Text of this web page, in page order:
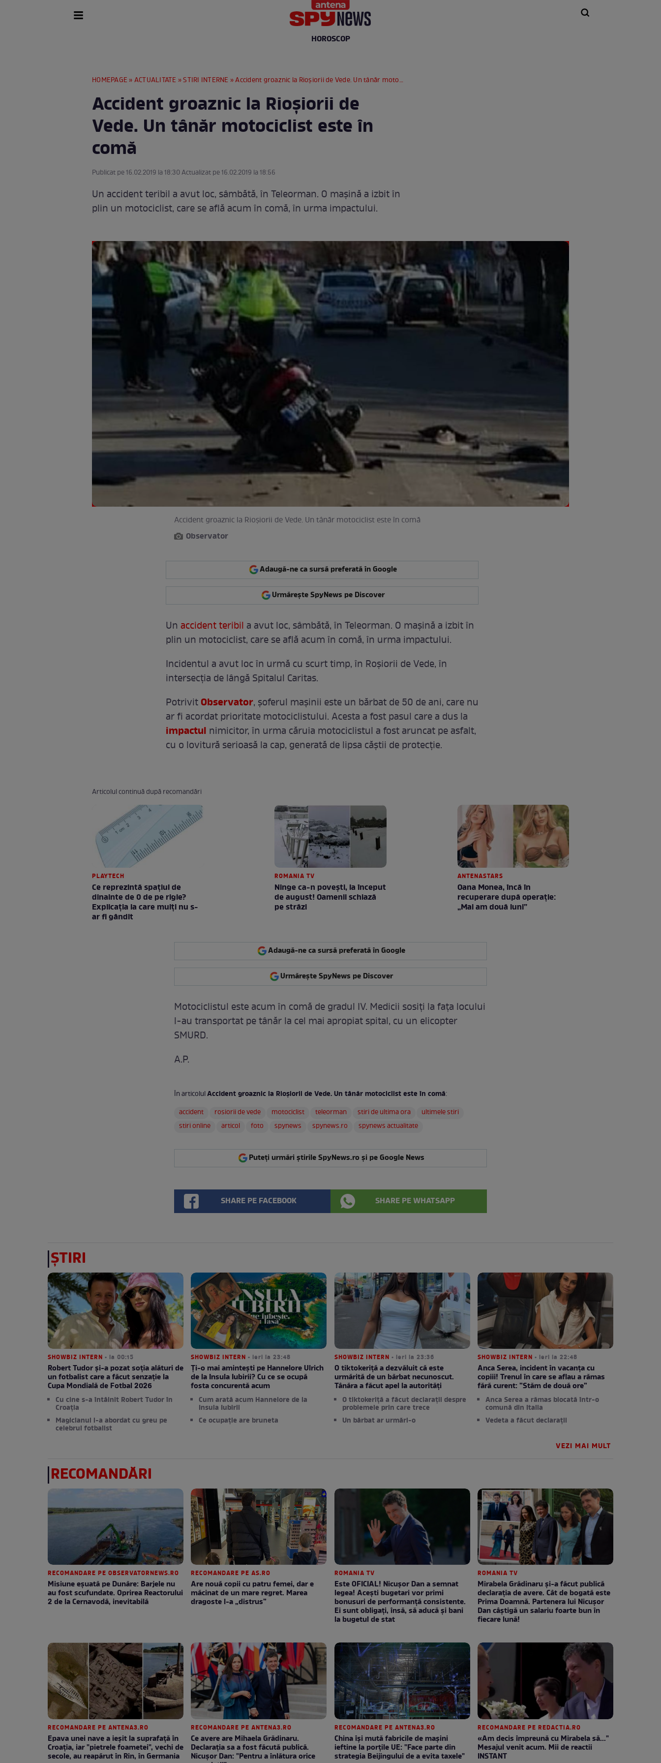
HOROSCOP
HOMEPAGE »ACTUALITATE »STIRI INTERNE » Accident groaznic la Rioșiorii de Vede. Un tânăr motociclist este în comă
Accident groaznic la Rioșiorii de
Vede. Un tânăr motociclist este în
comă
Publicat pe 16.02.2019 la 18:30 Actualizat pe 16.02.2019 la 18:56
Un accident teribil a avut loc, sâmbătă, în Teleorman. O mașină a izbit în
plin un motociclist, care se află acum în comă, în urma impactului.
Accident groaznic la Rioșiorii de Vede. Un tânăr motociclist este în comă
Observator
Adaugă-ne ca sursă preferată în Google
Urmărește SpyNews pe Discover
Un accident teribil a avut loc, sâmbătă, în Teleorman. O mașină a izbit în
plin un motociclist, care se află acum în comă, în urma impactului.
Incidentul a avut loc în urmă cu scurt timp, în Roșiorii de Vede, în
intersecția de lângă Spitalul Caritas.
PotrivitObservator, șoferul mașinii este un bărbat de 50 de ani, care nu
ar fi acordat prioritate motociclistului. Acesta a fost pasul care a dus la
impactul nimicitor, în urma căruia motociclistul a fost aruncat pe asfalt,
cu o lovitură serioasă la cap, generată de lipsa căștii de protecție.
Articolul continuă după recomandări
PLAYTECH
Ce reprezintă spaţiul de
dinainte de 0 de pe rigle?
Explicaţia la care mulţi nu s-
ar fi gândit
ROMANIA TV
Ninge ca-n povești, la început
de august! Oamenii schiază
pe străzi
ANTENASTARS
Oana Monea, încă în
recuperare după operație:
„Mai am două luni”
Adaugă-ne ca sursă preferată în Google
Urmărește SpyNews pe Discover
Motociclistul este acum în comă de gradul IV. Medicii sosiți la fața locului
l-au transportat pe tânăr la cel mai apropiat spital, cu un elicopter
SMURD.
A.P.
În articolulAccident groaznic la Rioșiorii de Vede. Un tânăr motociclist este în comă:
accident
rosiorii de vede motociclist teleorman stiri de ultima ora
ultimele stiri
stiri online
articol foto spynews spynews.ro spynews actualitate
Puteți urmări știrile SpyNews.ro și pe Google News
SHARE PE FACEBOOK SHARE PE WHATSAPP
ȘTIRI
SHOWBIZ INTERN • la 00:15
Robert Tudor și-a pozat soția alături de
un fotbalist care a făcut senzație la
Cupa Mondială de Fotbal 2026
Cu cine s-a întâlnit Robert Tudor în
Croația
Magicianul l-a abordat cu greu pe
celebrul fotbalist
SHOWBIZ INTERN • ieri la 23:48
Ți-o mai amintești pe Hannelore Ulrich
de la Insula Iubirii? Cu ce se ocupă
fosta concurentă acum
Cum arată acum Hannelore de la
Insula Iubirii
Ce ocupație are bruneta
SHOWBIZ INTERN • ieri la 23:36
O tiktokeriță a dezvăluit că este
urmărită de un bărbat necunoscut.
Tânăra a făcut apel la autorități
O tiktokeriță a făcut declarații despre
problemele prin care trece
Un bărbat ar urmări-o
SHOWBIZ INTERN • ieri la 22:48
Anca Serea, incident în vacanța cu
copiii! Trenul în care se aflau a rămas
fără curent: ”Stăm de două ore”
Anca Serea a rămas blocată într-o
comună din Italia
Vedeta a făcut declarații
VEZI MAI MULT
RECOMANDĂRI
RECOMANDARE PE OBSERVATORNEWS.RO
Misiune eșuată pe Dunăre: Barjele nu
au fost scufundate. Oprirea Reactorului
2 de la Cernavodă, inevitabilă
RECOMANDARE PE AS.RO
Are nouă copii cu patru femei, dar e
măcinat de un mare regret. Marea
dragoste l-a „distrus”
ROMANIA TV
Este OFICIAL! Nicușor Dan a semnat
legea! Acești bugetari vor primi
bonusuri de performanță consistente.
Ei sunt obligați, însă, să aducă și bani
la bugetul de stat
ROMANIA TV
Mirabela Grădinaru și-a făcut publică
declarația de avere. Cât de bogată este
Prima Doamnă. Partenera lui Nicușor
Dan câștigă un salariu foarte bun în
fiecare lună!
RECOMANDARE PE ANTENA3.RO
Epava unei nave a ieșit la suprafață în
Croația, iar "pietrele foametei", vechi de
secole, au reapărut în Rin, în Germania
RECOMANDARE PE ANTENA3.RO
Ce avere are Mihaela Grădinaru.
Declarația sa a fost făcută publică.
Nicușor Dan: "Pentru a înlătura orice
RECOMANDARE PE ANTENA3.RO
China își mută fabricile de mașini
ieftine la porțile UE: "Face parte din
strategia Beijingului de a evita taxele"
RECOMANDARE PE REDACTIA.RO
«Am decis împreună cu Mirabela să..."
Mesajul venit acum. Mii de reactii
INSTANT